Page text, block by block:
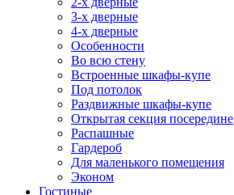
3-х дверные
4-х дверные
Особенности
Во всю стену
Встроенные шкафы-купе
Под потолок
Раздвижные шкафы-купе
Открытая секция посередине
Распашные
Гардероб
Для маленького помещения
Эконом
Гостиные